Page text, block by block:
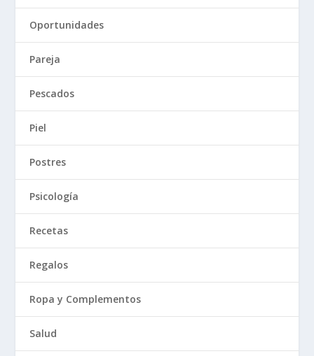
Oportunidades
Pareja
Pescados
Piel
Postres
Psicología
Recetas
Regalos
Ropa y Complementos
Salud